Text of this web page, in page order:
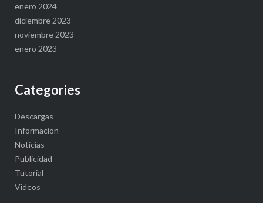
enero 2024
diciembre 2023
noviembre 2023
enero 2023
Categories
Descargas
Informacion
Noticias
Publicidad
Tutorial
Videos